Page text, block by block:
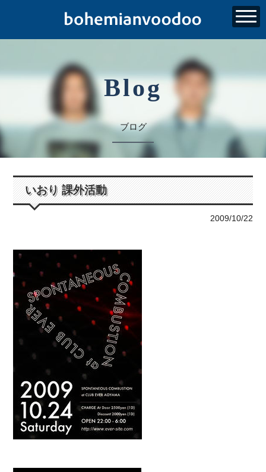
Blog
ブログ
いおり 課外活動
2009/10/22